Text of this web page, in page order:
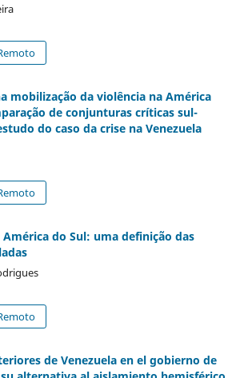
mobilização da violência na América
de conjunturas críticas sul-
do caso da crise na Venezuela
do Sul: uma definição das
de Venezuela en el gobierno de